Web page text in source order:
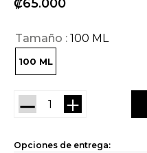
₡65 000
Tamaño 100 ML
100 ML
＋
－
Opciones de entrega: